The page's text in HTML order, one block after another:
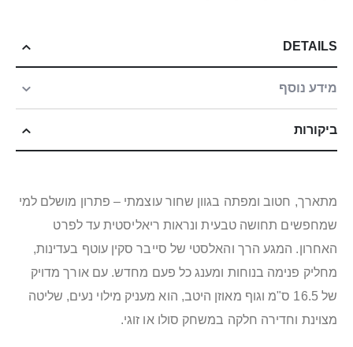
DETAILS
מידע נוסף
ביקורות
מתארך, חטוב ומפתה בגוון שחור עוצמתי – פתרון מושלם למי
שמחפשים תחושה טבעית ונראות ריאליסטית עד לפרט
האחרון. המגע הרך והאלסטי של סייבר סקין עוטף בעדינות,
מחליק פנימה בנוחות ומענג כל פעם מחדש. עם אורך מדויק
של 16.5 ס"מ וגוף מאוזן היטב, הוא מעניק מילוי נעים, שליטה
מצוינת וחדירה חלקה במשחק סולו או זוגי.